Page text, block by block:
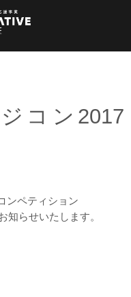
コン2017
ンペティション
知らせいたします。